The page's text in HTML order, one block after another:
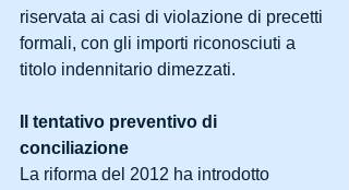
riservata ai casi di violazione di precetti
formali, con gli importi riconosciuti a
titolo indennitario dimezzati.
Il tentativo preventivo di
conciliazione
La riforma del 2012 ha introdotto